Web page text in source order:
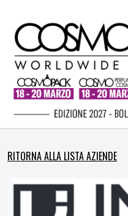
RITORNA ALLA LISTA AZIENDE